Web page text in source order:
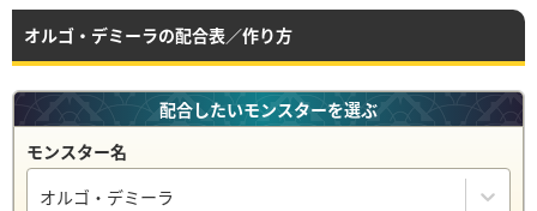
オルゴ・デミーラの配合表／作り方
配合したいモンスターを選ぶ
モンスター名
オルゴ・デミーラ